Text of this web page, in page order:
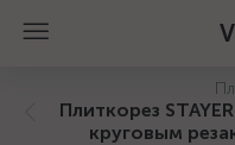
Плиткорез
круговым